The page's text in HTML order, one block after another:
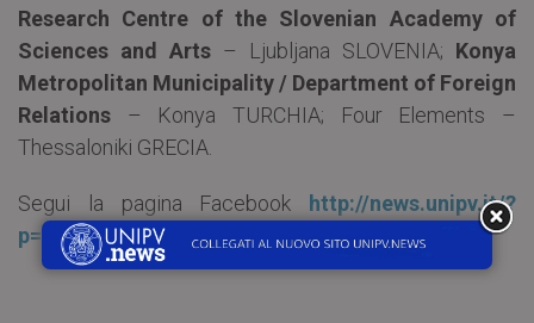
Research Centre of the Slovenian Academy of
Sciences and Arts – Ljubljana SLOVENIA; Konya
Metropolitan Municipality / Department of Foreign
Relations – Konya TURCHIA; Four Elements –
Thessaloniki GRECIA.
Segui la pagina Facebook
http://news.unipv.it/?
p=18655